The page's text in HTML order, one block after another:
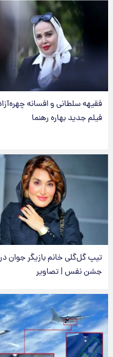
فقیهه سلطانی و افسانه
فیلم جدید بهاره رهنما
تیپ گل‌گلی خانم بازیگر جوان در
جشن نفس | تصاویر